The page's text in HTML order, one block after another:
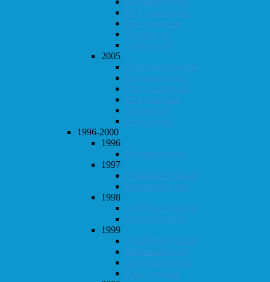
KM i hurtigsjakk
KM i lynsjakk
Vår-konrad
Høst-konrad
2005
Klubbmesterskapet
Høstturneringen
KM i hurtigsjakk
KM i lynsjakk
Vår-konrad
Høst-konrad
1996-2000
1996
Høstturneringen
1997
Klubbmesterskapet
Høstturneringen
1998
Klubbmesterskapet
Høstturneringen
1999
Klubbmesterskapet
Høstturneringen
KM i hurtigsjakk
KM i lynsjakk